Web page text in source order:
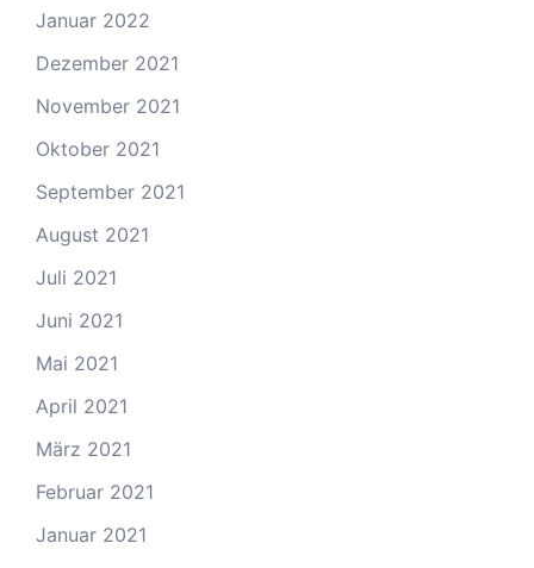
Januar 2022
Dezember 2021
November 2021
Oktober 2021
September 2021
August 2021
Juli 2021
Juni 2021
Mai 2021
April 2021
März 2021
Februar 2021
Januar 2021